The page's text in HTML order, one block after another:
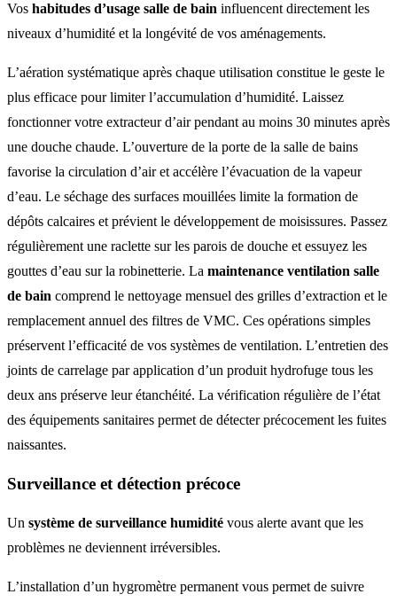
Vos habitudes d’usage salle de bain influencent directement les
niveaux d’humidité et la longévité de vos aménagements.
L’aération systématique après chaque utilisation constitue le geste le
plus efficace pour limiter l’accumulation d’humidité. Laissez
fonctionner votre extracteur d’air pendant au moins 30 minutes après
une douche chaude. L’ouverture de la porte de la salle de bains
favorise la circulation d’air et accélère l’évacuation de la vapeur
d’eau. Le séchage des surfaces mouillées limite la formation de
dépôts calcaires et prévient le développement de moisissures. Passez
régulièrement une raclette sur les parois de douche et essuyez les
gouttes d’eau sur la robinetterie. La maintenance ventilation salle
de bain comprend le nettoyage mensuel des grilles d’extraction et le
remplacement annuel des filtres de VMC. Ces opérations simples
préservent l’efficacité de vos systèmes de ventilation. L’entretien des
joints de carrelage par application d’un produit hydrofuge tous les
deux ans préserve leur étanchéité. La vérification régulière de l’état
des équipements sanitaires permet de détecter précocement les fuites
naissantes.
Surveillance et détection précoce
Un système de surveillance humidité vous alerte avant que les
problèmes ne deviennent irréversibles.
L’installation d’un hygromètre permanent vous permet de suivre